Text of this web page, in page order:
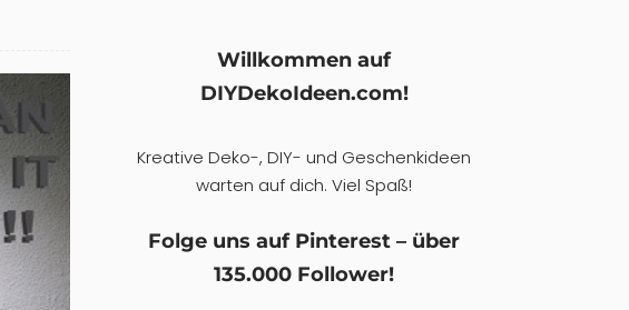
Willkommen auf
DIYDekoIdeen.com!
Kreative Deko-, DIY- und Geschenkideen
warten auf dich. Viel Spaß!
Folge uns auf Pinterest – über
135.000 Follower!